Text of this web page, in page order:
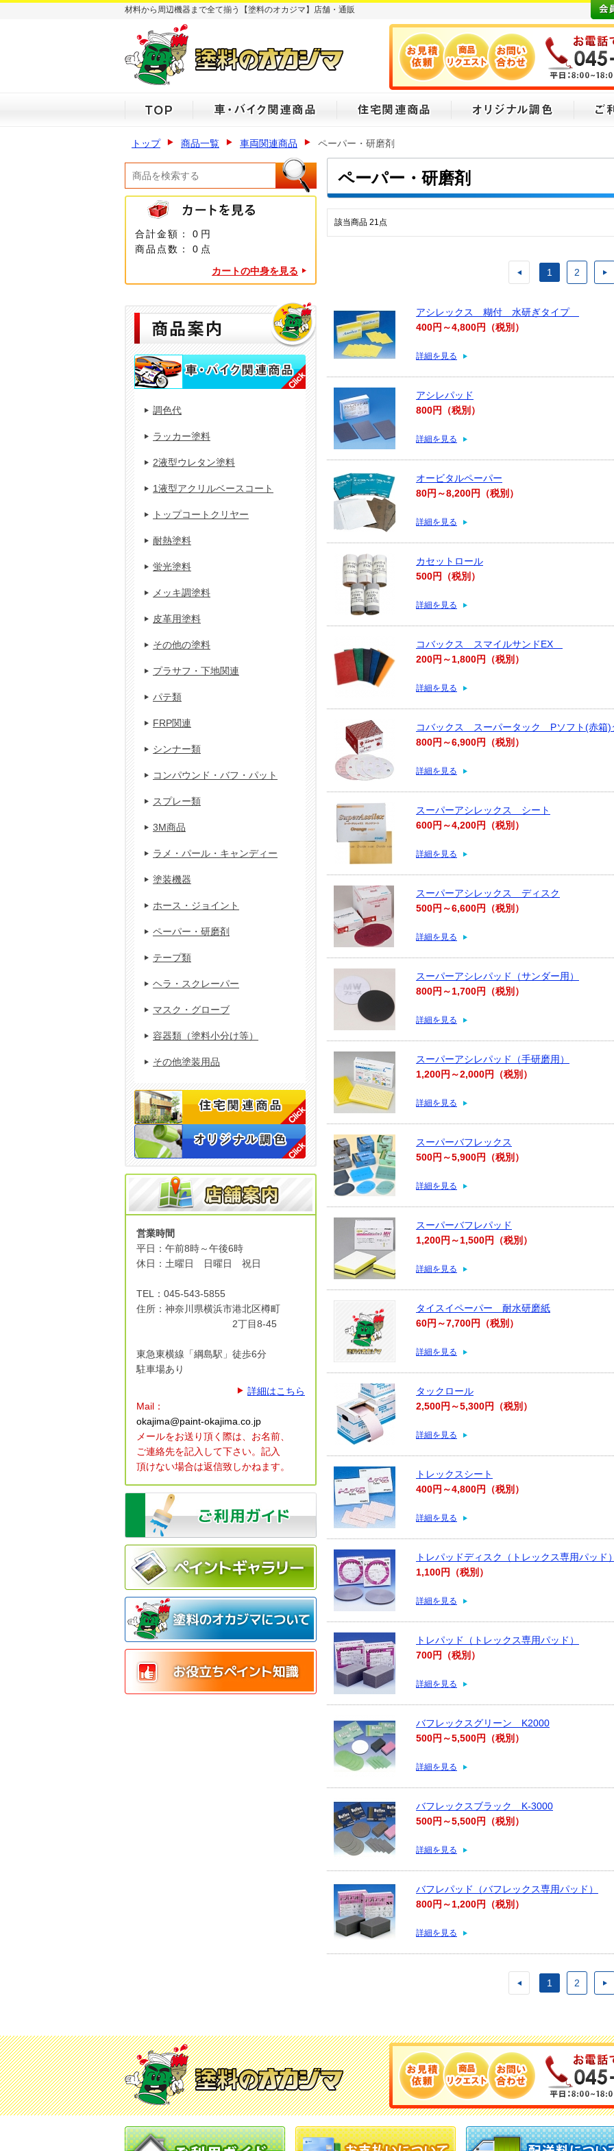
材料から周辺機器まで全て揃う【塗料のオカジマ】店舗・通販
トップ 商品一覧 車両関連商品 ペーパー・研磨剤
ペーパー・研磨剤
該当商品 21点
1 2
アシレックス 糊付 水研ぎタイプ
400円～4,800円（税別）
詳細を見る
アシレパッド
800円（税別）
詳細を見る
オービタルペーパー
80円～8,200円（税別）
詳細を見る
カセットロール
500円（税別）
詳細を見る
コバックス スマイルサンドEX
200円～1,800円（税別）
詳細を見る
コバックス スーパータック Pソフト(赤箱)
800円～6,900円（税別）
詳細を見る
スーパーアシレックス シート
600円～4,200円（税別）
詳細を見る
スーパーアシレックス ディスク
500円～6,600円（税別）
詳細を見る
スーパーアシレパッド（サンダー用）
800円～1,700円（税別）
詳細を見る
スーパーアシレパッド（手研磨用）
1,200円～2,000円（税別）
詳細を見る
スーパーバフレックス
500円～5,900円（税別）
詳細を見る
スーパーバフレパッド
1,200円～1,500円（税別）
詳細を見る
タイスイペーパー 耐水研磨紙
60円～7,700円（税別）
詳細を見る
タックロール
2,500円～5,300円（税別）
詳細を見る
トレックスシート
400円～4,800円（税別）
詳細を見る
トレパッドディスク（トレックス専用パッド
1,100円（税別）
詳細を見る
トレパッド（トレックス専用パッド）
700円（税別）
詳細を見る
バフレックスグリーン K2000
500円～5,500円（税別）
詳細を見る
バフレックスブラック K-3000
500円～5,500円（税別）
詳細を見る
バフレパッド（バフレックス専用パッド）
800円～1,200円（税別）
詳細を見る
1 2
合計金額：
0 円
商品点数：
0 点
カートの中身を見る
調色代
ラッカー塗料
2液型ウレタン塗料
1液型アクリルベースコート
トップコートクリヤー
耐熱塗料
蛍光塗料
メッキ調塗料
皮革用塗料
その他の塗料
プラサフ・下地関連
パテ類
FRP関連
シンナー類
コンパウンド・バフ・パット
スプレー類
3M商品
ラメ・パール・キャンディー
塗装機器
ホース・ジョイント
ペーパー・研磨剤
テープ類
ヘラ・スクレーパー
マスク・グローブ
容器類（塗料小分け等）
その他塗装用品
営業時間
平日：午前8時～午後6時
休日：土曜日 日曜日 祝日
TEL：045-543-5855
住所：神奈川県横浜市港北区樽町
2丁目8-45
東急東横線「綱島駅」徒歩6分
駐車場あり
詳細はこちら
Mail：
okajima@paint-okajima.co.jp
メールをお送り頂く際は、 お名前、
ご連絡先を記入して下さい。 記入
頂けない場合は返信致しかねます。